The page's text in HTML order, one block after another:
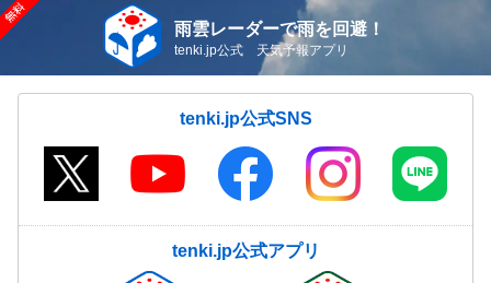
雨雲レーダーで雨を回避！
tenki.jp公式 天気予報アプリ
tenki.jp公式SNS
tenki.jp公式アプリ